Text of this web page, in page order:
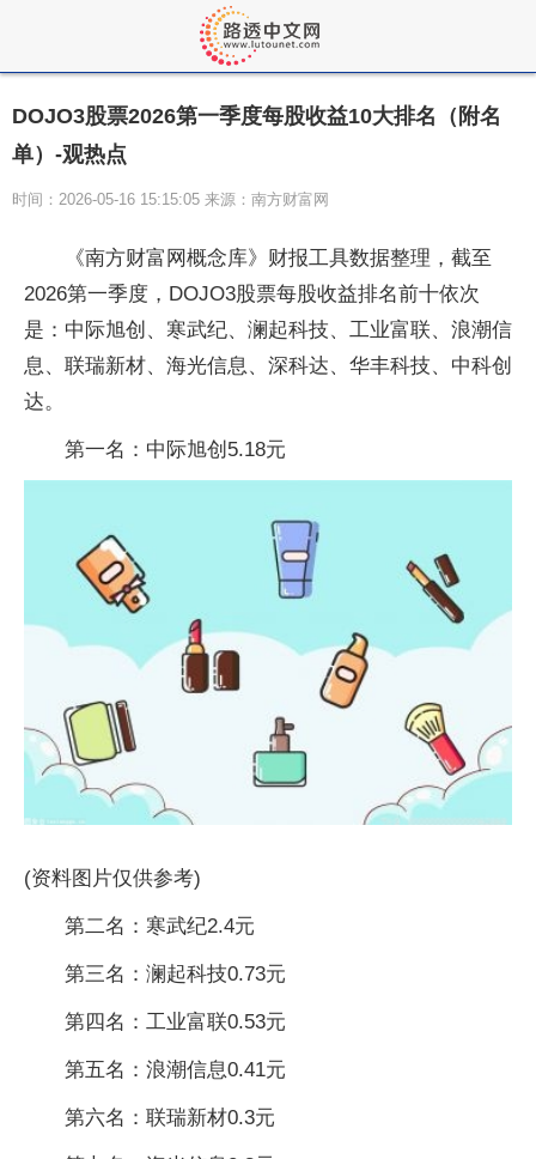
DOJO3股票2026第一季度每股收益10大排名（附名
单）-观热点
时间：2026-05-16 15:15:05 来源：南方财富网
《南方财富网概念库》财报工具数据整理，截至
2026第一季度，DOJO3股票每股收益排名前十依次
是：中际旭创、寒武纪、澜起科技、工业富联、浪潮信
息、联瑞新材、海光信息、深科达、华丰科技、中科创
达。
第一名：中际旭创5.18元
(资料图片仅供参考)
第二名：寒武纪2.4元
第三名：澜起科技0.73元
第四名：工业富联0.53元
第五名：浪潮信息0.41元
第六名：联瑞新材0.3元